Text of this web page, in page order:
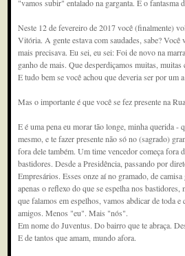
"vamos subir" entalado na garganta. E o fantasma
Neste 12 de fevereiro de 2017 você (finalmente)
Vitória. A gente estava com saudades, sabe? Você
mais precisava. Eu sei, eu sei: Foi de novo na
ganho de mais. Que desperdiçamos muitas, muitas
E tudo bem se você achou que deveria ser por um
Mas o importante é que você se fez presente na
E é uma pena eu morar tão longe, minha querida -
mesmo, e te fazer presente não só no (sagrado)
fora dele também. Um time vencedor começa fora
bastidores. Desde a Presidência, passando por
Empresários. Esses onze aí no gramado, de
apenas o reflexo do que se espelha nos
que falamos em espelhos, vamos abdicar de toda e
amigos. Menos "eu". Mais "nós".
Em nome do Juventus. Do bairro que te abraça.
E de tantos que amam, mundo afora.